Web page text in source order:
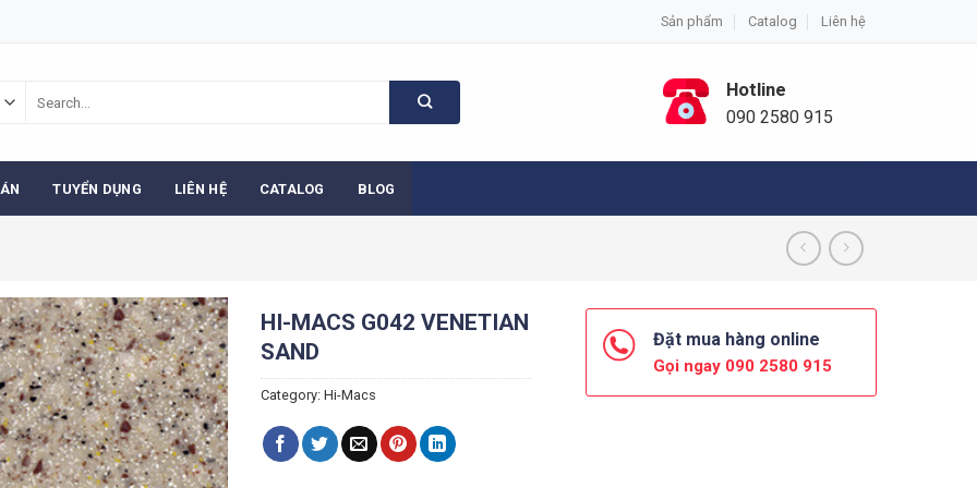
Sản phẩm Catalog Liên hệ
for:
Hotline
090 2580 915
TUYỂN DỤNG LIÊN HỆ CATALOG BLOG
HI-MACS G042 VENETIAN
SAND
Category: Hi-Macs
Đặt mua hàng online
Gọi ngay 090 2580 915